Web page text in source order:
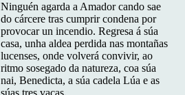
Ninguén agarda a Amador cando sae
do cárcere tras cumprir condena por
provocar un incendio. Regresa á súa
casa, unha aldea perdida nas montañas
lucenses, onde volverá convivir, ao
ritmo sosegado da natureza, coa súa
nai, Benedicta, a súa cadela Lúa e as